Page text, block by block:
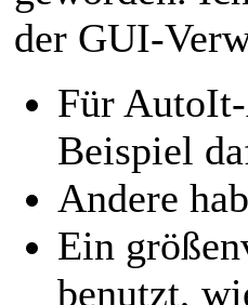
der GUI-
Für
Beispiel
Andere
Ein
benutzt,